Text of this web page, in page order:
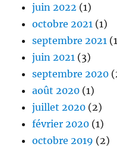
juin 2022 (1)
octobre 2021 (1)
septembre 2021
juin 2021 (3)
septembre 2020
août 2020 (1)
juillet 2020 (2)
février 2020 (1)
octobre 2019 (2)